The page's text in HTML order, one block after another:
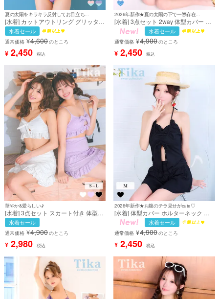
[水着] カットアウトリング グリッター
三角 モノキニ セクシーピンク紫 ビキ
ニ (ゆんころ/久保七瀬着用) [tk-
swy1014]
水着セール
通常価格 ¥4,600のところ
¥ 2,450 税込
2026年新作★夏の太陽の下で一際存在感放つ♪
[水着] 3点セット 2way 体型カバー ビ
スチェ ハイネック パレオ ペイズリー
柄 バッククロス バックシャン カジュ
アル ギャル ブルー Lサイズあり カジ
ュアル 大きいサイズ ビキニ (聖菜着
用) [tk-sw8867]
水着セール
通常価格 ¥4,900のところ
¥ 2,450 税込
華やか&愛らしい♪
[水着] 3点セット スカート付き 体型カ
バー ビスチェ 刺繍レース フリル 洋服
みたいな 清楚系 ガーリー ホワイト 白
パープル 紫 Lサイズあり 大きいサイ
ズ ビキニ (上ノ堀結愛/サイバージャ
パンMIYABI着用) [tk-sw3039]
水着セール
通常価格 ¥4,900のところ
¥ 2,980 税込
2026年新作★お腹のチラ見せがcute♡
[水着] 体型カバー ホルターネック ビ
スチェ ハイウエスト タンキニ ドロス
ト 洋服みたいな シンプル スカートタ
イプ 清楚系 ガーリー 黒 ブラック ビ
キニ (聖菜着用) [tk-sw6621]
水着セール
通常価格 ¥4,900のところ
¥ 2,450 税込